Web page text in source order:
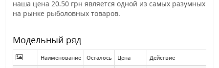
наша цена 20.50 грн является одной из самых разумных
на рынке рыболовных товаров.
Модельный ряд
Наименование Осталось Цена Действие